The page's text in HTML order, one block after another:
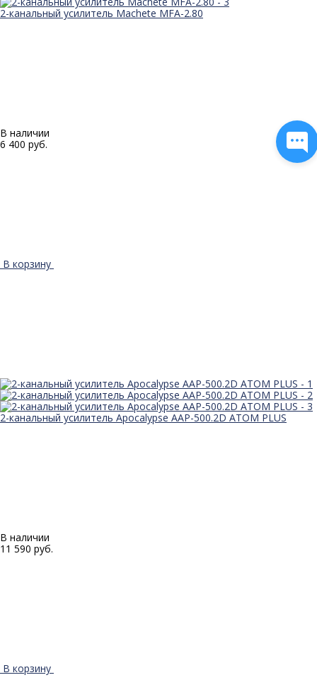
2-канальный усилитель Machete MFA-2.80
В наличии
6 400 руб.
В корзину
2-канальный усилитель Apocalypse AAP-500.2D ATOM PLUS
В наличии
11 590 руб.
В корзину